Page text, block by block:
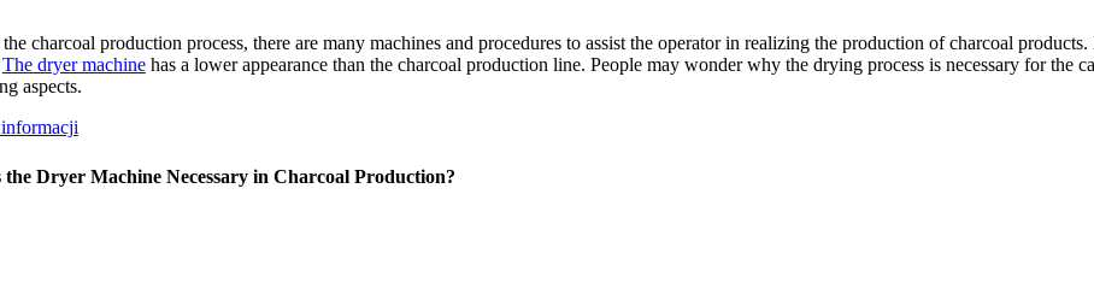
charcoal production process, there are many machines and procedures to assist the operator in realizing the production of charcoal products.
The dryer machine has a lower appearance than the charcoal production line. People may wonder why the drying process is necessary for the
aspects.
the Dryer Machine Necessary in Charcoal Production?